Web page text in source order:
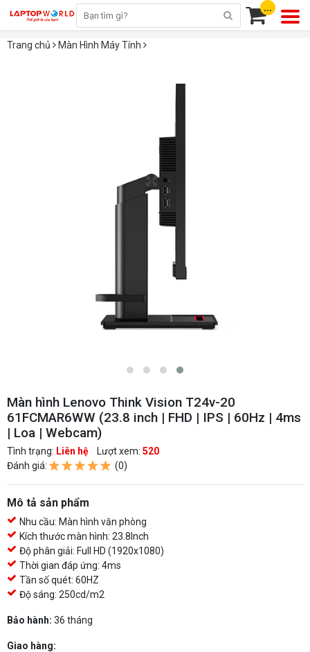
...
Trang chủ Màn Hình Máy Tính
Màn hình Lenovo Think Vision T24v-20
61FCMAR6WW (23.8 inch | FHD | IPS | 60Hz | 4ms
| Loa | Webcam)
Tình trạng: Liên hệ Lượt xem: 520
Đánh giá:
(0)
Mô tả sản phẩm
Nhu cầu: Màn hình văn phòng
Kích thước màn hình: 23.8Inch
Độ phân giải: Full HD (1920x1080)
Thời gian đáp ứng: 4ms
Tần số quét: 60HZ
Độ sáng: 250cd/m2
Bảo hành: 36 tháng
Giao hàng: